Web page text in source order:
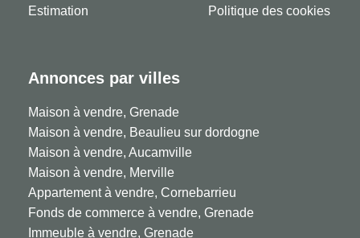
Estimation
Politique des cookies
Annonces par villes
Maison à vendre, Grenade
Maison à vendre, Beaulieu sur dordogne
Maison à vendre, Aucamville
Maison à vendre, Merville
Appartement à vendre, Cornebarrieu
Fonds de commerce à vendre, Grenade
Immeuble à vendre, Grenade